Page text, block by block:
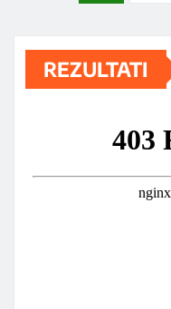
pagination
REZULTATI